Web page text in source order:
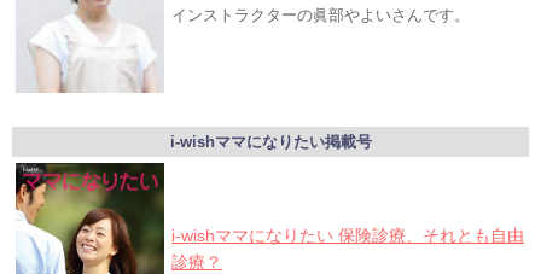
インストラクターの眞部やよいさんです。
i-wishママになりたい掲載号
i-wishママになりたい 保険診療、それとも自由
診療？